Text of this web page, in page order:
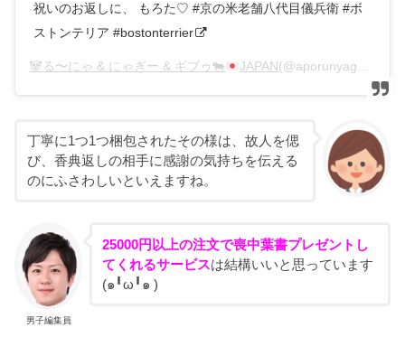
祝いのお返しに、 もろた♡ #京の米老舗八代目儀兵衛 #ボ
ストンテリア #bostonterrier
🐼る〜にゃ & にゃぎー & ギブゥ🐄 JAPAN(@aporunyaggybu)がシェアした投稿 –
丁寧に1つ1つ梱包されたその様は、故人を偲
び、香典返しの相手に感謝の気持ちを伝える
のにふさわしいといえますね。
男子編集員
25000円以上の注文で喪中葉書プレゼントし
てくれるサービスは結構いいと思っています
(๑╹ω╹๑ )